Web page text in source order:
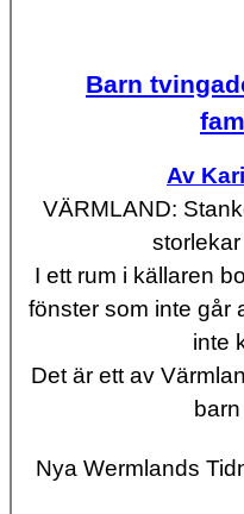
Barn
Av
VÄRMLAND:
I ett rum i källaren
fönster som inte går
inte
Det är ett av
Nya Wermlands